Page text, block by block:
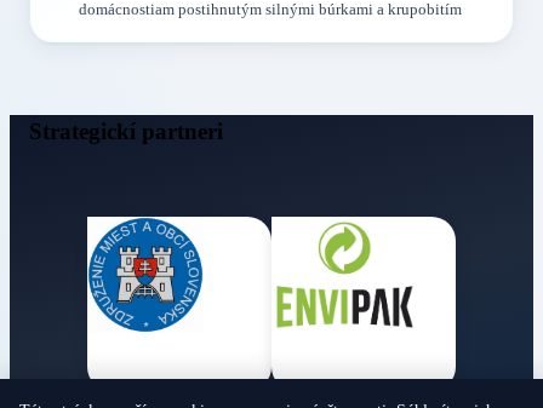
domácnostiam postihnutým silnými búrkami a krupobitím
Strategickí partneri